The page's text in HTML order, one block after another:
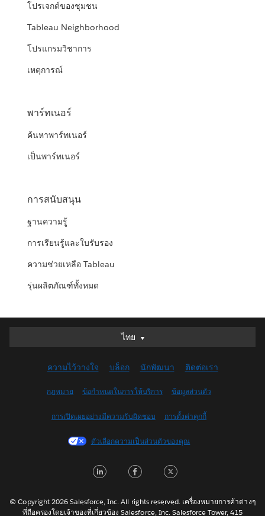
โปรเจกต์ของชุมชน
Tableau Neighborhood
โปรแกรมวิชาการ
เหตุการณ์
พาร์ทเนอร์
ค้นหาพาร์ทเนอร์
เป็นพาร์ทเนอร์
การสนับสนุน
ฐานความรู้
การเรียนรู้และใบรับรอง
ความช่วยเหลือ Tableau
รุ่นผลิตภัณฑ์ทั้งหมด
ไทย
ไทย
English (UK)
English (US)
Français (Canada)
Français (France)
日本語
Nederlands
ความไว้วางใจ บล็อก นักพัฒนา ติดต่อเรา
กฎหมาย ข้อกำหนดในการให้บริการ ข้อมูลส่วนตัว
การเปิดเผยอย่างมีความรับผิดชอบ การตั้งค่าคุกกี้
ตัวเลือกความเป็นส่วนตัวของคุณ
LinkedInFacebook
© Copyright 2026 Salesforce, Inc. All rights reserved. เครื่องหมายการค้าต่างๆ
ที่ถือครองโดยเจ้าของที่เกี่ยวข้อง Salesforce, Inc. Salesforce Tower, 415